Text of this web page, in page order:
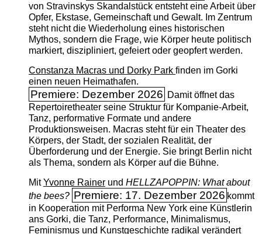
von Stravinskys Skandalstück entsteht eine Arbeit über
Opfer, Ekstase, Gemeinschaft und Gewalt. Im Zentrum
steht nicht die Wiederholung eines historischen
Mythos, sondern die Frage, wie Körper heute politisch
markiert, diszipliniert, gefeiert oder geopfert werden.
Constanza Macras und Dorky Park finden im Gorki
einen neuen Heimathafen.
Premiere: Dezember 2026 Damit öffnet das
Repertoiretheater seine Struktur für Kompanie-Arbeit,
Tanz, performative Formate und andere
Produktionsweisen. Macras steht für ein Theater des
Körpers, der Stadt, der sozialen Realität, der
Überforderung und der Energie. Sie bringt Berlin nicht
als Thema, sondern als Körper auf die Bühne.
MitYvonne Rainerund HELLZAPOPPIN: What about
the bees? Premiere: 17. Dezember 2026 kommt
in Kooperation mit Performa New York eine Künstlerin
ans Gorki, die Tanz, Performance, Minimalismus,
Feminismus und Kunstgeschichte radikal verändert